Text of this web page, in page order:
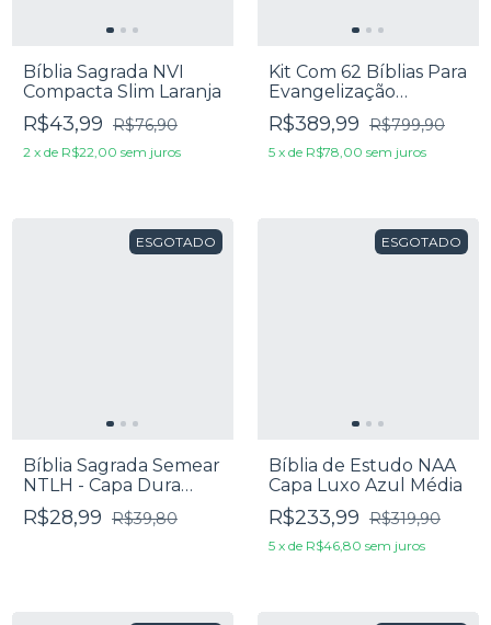
Bíblia Sagrada NVI
Compacta Slim Laranja
R$43,99 R$76,90
2 x de R$22,00 sem juros
Kit Com 62 Bíblias Para
Evangelização
Pequena - RC Edição
de Promessas -
Feminina
R$389,99 R$799,90
5 x de R$78,00 sem juros
ESGOTADO
Bíblia Sagrada Semear
NTLH - Capa Dura
Jardim
R$28,99 R$39,80
ESGOTADO
Bíblia de Estudo NAA
Capa Luxo Azul Média
R$233,99 R$319,90
5 x de R$46,80 sem juros